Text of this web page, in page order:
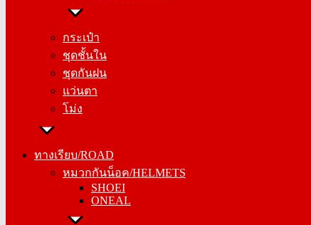
กระเป๋า
ชุดชั้นใน
ชุดกันฝน
แว่นตา
โม่ง
ทางเรียบ/ROAD
หมวกกันน็อค/HELMETS
SHOEI
ONEAL
ชุดชั้นใน
ชุดกันฝน
แว่นตา
โม่ง
หมวกกันน็อค/HELMETS
SHOEI
ONEAL